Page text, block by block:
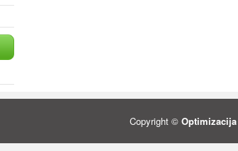
Copyright ©